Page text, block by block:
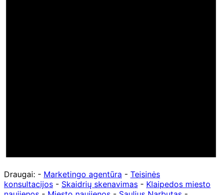
Draugai: - Marketingo agentūra - Teisinės
konsultacijos - Skaidrių skenavimas - Klaipedos miesto